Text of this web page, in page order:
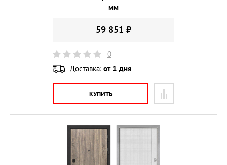
мм
59 851 ₽
0
Доставка: от 1 дня
КУПИТЬ